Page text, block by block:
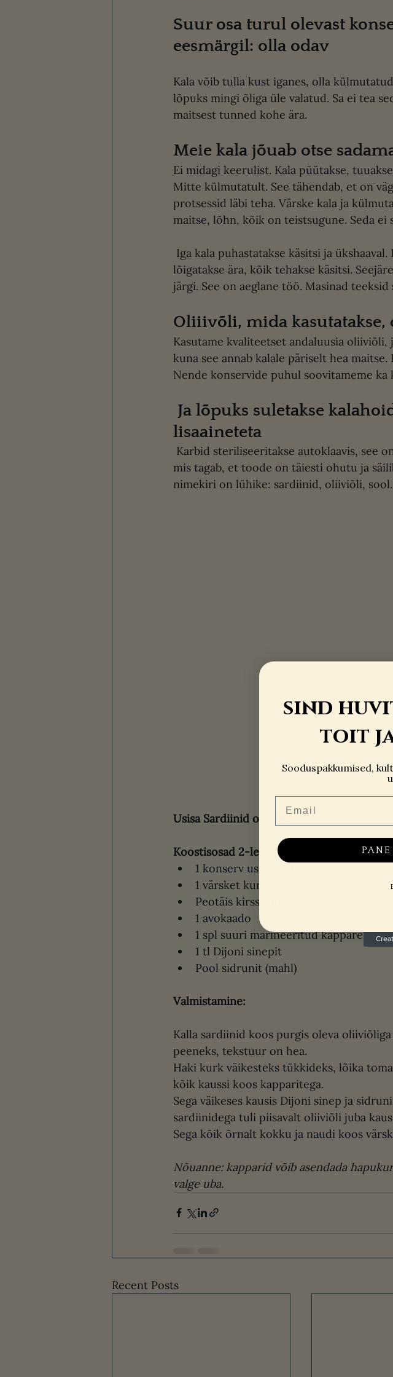
Suur osa turul olevast
eesmärgil: olla odav
Kala võib tulla kust iganes, olla
lõpuks mingi õliga üle valatud. Sa ei tea
maitsest tunned kohe ära.
Meie kala jõuab otse
Ei midagi keerulist. Kala püütakse,
Mitte külmutatult. See tähendab, et on
protsessid läbi teha. Värske kala ja
maitse, lõhn, kõik on teistsugune. Seda ei
lõigatakse ära, kõik tehakse käsitsi.
järgi. See on aeglane töö. Masinad
Oliiivõli, mida kasutatakse,
Kasutame kvaliteetset andaluusia
kuna see annab kalale päriselt hea
Nende konservide puhul soovitameme ka
lisaaineteta
mis tagab, et toode on täiesti ohutu ja
nimekiri on lühike: sardiinid, oliiviõli,
Usisa Sardiinid oliiviõlis
Koostisosad 2-le:
1 konserv usisasardiine oliiviõlis
1 värsket kurk
Peotäis kirsstomateid
1 avokaado
1 spl suuri marineeritud kappareid
1 tl Dijoni sinepit
Pool sidrunit (mahl)
Valmistamine:
Kalla sardiinid koos purgis oleva
peeneks, tekstuur on hea.
Haki kurk väikesteks tükkideks, lõika
kõik kaussi koos kapparitega.
Sega väikeses kausis Dijoni sinep ja
sardiinidega tuli piisavalt oliiviõli juba
Sega kõik õrnalt kokku ja naudi koos
Nõuanne: kapparid võib asendada
valge uba.
Recent Posts
sind
toit
Sooduspakkumised,